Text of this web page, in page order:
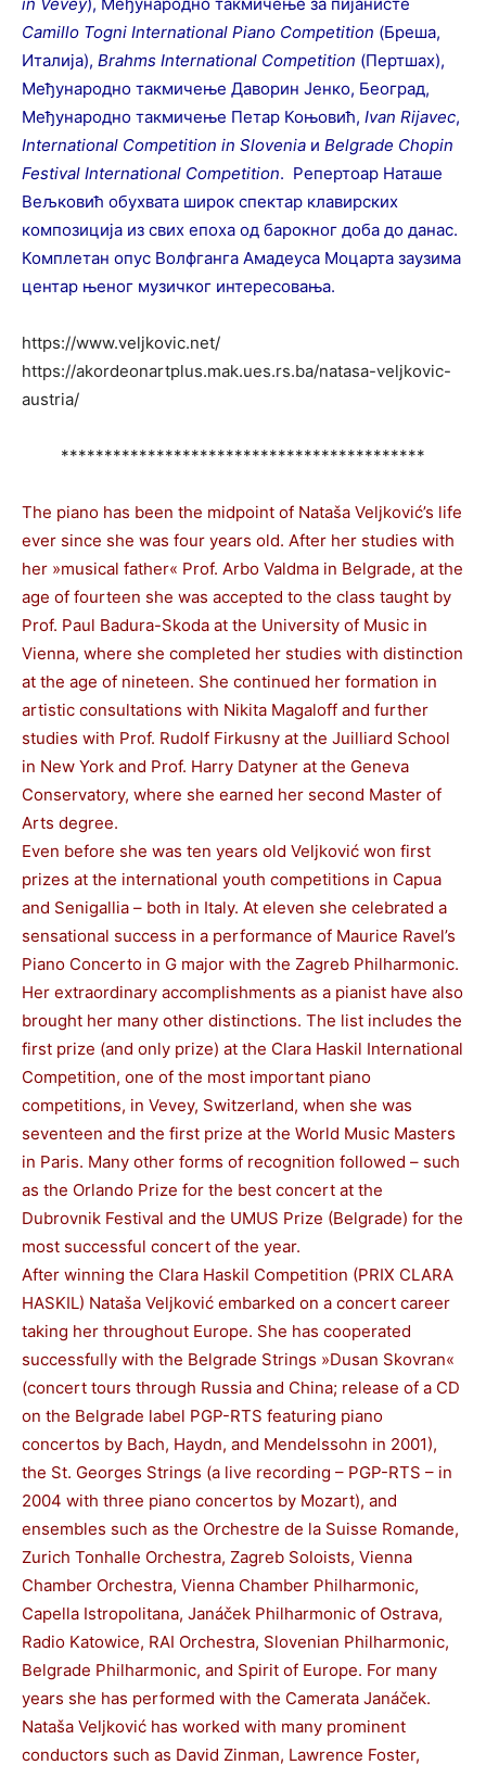
Camillo Togni International Piano Competition (Бреша,
Италија), Brahms International Competition (Пертшах),
Међународно такмичење Даворин Јенко, Београд,
Међународно такмичење Петар Коњовић, Ivan Rijavec,
International Competition in Slovenia и Belgrade Chopin
Festival International Competition. Репертоар Наташе
Вељковић обухвата широк спектар клавирских
композиција из свих епоха од барокног доба до данас.
Комплетан опус Волфганга Амадеуса Моцарта заузима
центар њеног музичког интересовања.
https://www.veljkovic.net/
https://akordeonartplus.mak.ues.rs.ba/natasa-veljkovic-
austria/
******************************************
The piano has been the midpoint of Nataša Veljković’s life
ever since she was four years old. After her studies with
her »musical father« Prof. Arbo Valdma in Belgrade, at the
age of fourteen she was accepted to the class taught by
Prof. Paul Badura-Skoda at the University of Music in
Vienna, where she completed her studies with distinction
at the age of nineteen. She continued her formation in
artistic consultations with Nikita Magaloff and further
studies with Prof. Rudolf Firkusny at the Juilliard School
in New York and Prof. Harry Datyner at the Geneva
Conservatory, where she earned her second Master of
Arts degree.
Even before she was ten years old Veljković won first
prizes at the international youth competitions in Capua
and Senigallia – both in Italy. At eleven she celebrated a
sensational success in a performance of Maurice Ravel’s
Piano Concerto in G major with the Zagreb Philharmonic.
Her extraordinary accomplishments as a pianist have also
brought her many other distinctions. The list includes the
first prize (and only prize) at the Clara Haskil International
Competition, one of the most important piano
competitions, in Vevey, Switzerland, when she was
seventeen and the first prize at the World Music Masters
in Paris. Many other forms of recognition followed – such
as the Orlando Prize for the best concert at the
Dubrovnik Festival and the UMUS Prize (Belgrade) for the
most successful concert of the year.
After winning the Clara Haskil Competition (PRIX CLARA
HASKIL) Nataša Veljković embarked on a concert career
taking her throughout Europe. She has cooperated
successfully with the Belgrade Strings »Dusan Skovran«
(concert tours through Russia and China; release of a CD
on the Belgrade label PGP-RTS featuring piano
concertos by Bach, Haydn, and Mendelssohn in 2001),
the St. Georges Strings (a live recording – PGP-RTS – in
2004 with three piano concertos by Mozart), and
ensembles such as the Orchestre de la Suisse Romande,
Zurich Tonhalle Orchestra, Zagreb Soloists, Vienna
Chamber Orchestra, Vienna Chamber Philharmonic,
Capella Istropolitana, Janáček Philharmonic of Ostrava,
Radio Katowice, RAI Orchestra, Slovenian Philharmonic,
Belgrade Philharmonic, and Spirit of Europe. For many
years she has performed with the Camerata Janáček.
Nataša Veljković has worked with many prominent
conductors such as David Zinman, Lawrence Foster,